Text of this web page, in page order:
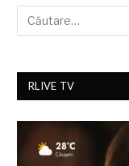
RLIVE TV